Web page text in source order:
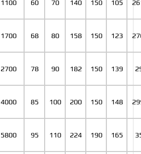
1100 60 70 140 150 105
1700 68 80 158 150 123
2700 78 90 182 150 139
4000 85 100 200 150 148
5800 95 110 224 190 165